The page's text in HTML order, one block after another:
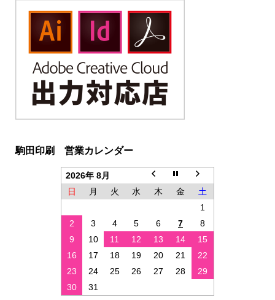
駒田印刷 営業カレンダー
2026年 8月
日
月 火 水 木 金
土
1
2
3 4 5 6 7
8
9
10 11 12 13 14
15
16
17 18 19 20 21
22
23
24 25 26 27 28
29
30
31